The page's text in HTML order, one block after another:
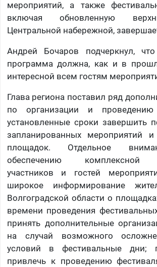
мероприятий, а также
включая обновленную
Центральной набережной,
Андрей Бочаров подчеркнул, что
программа должна, как и в
интересной всем гостям
Глава региона поставил ряд
по организации и
установленные сроки завершить
запланированных мероприятий и
площадок. Отдельное
обеспечению комплексной
участников и гостей
широкое информирование
Волгоградской области о
времени проведения
принять дополнительные
на случай возможного
условий в фестивальные дни;
привлечь к проведению